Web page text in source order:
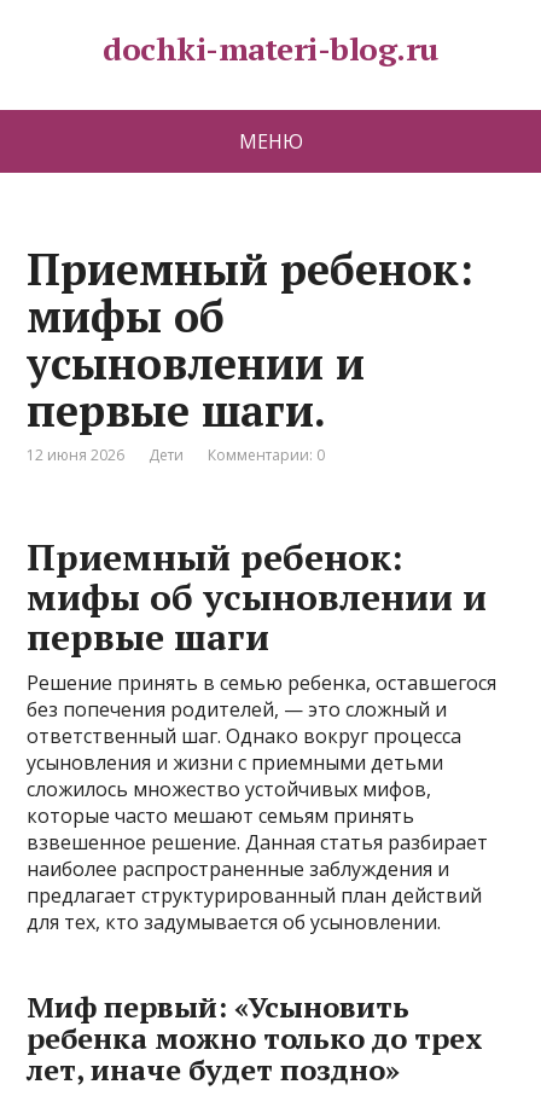
dochki-materi-blog.ru
МЕНЮ
Приемный ребенок:
мифы об
усыновлении и
первые шаги.
12 июня 2026 Дети Комментарии: 0
Приемный ребенок:
мифы об усыновлении и
первые шаги
Решение принять в семью ребенка, оставшегося
без попечения родителей, — это сложный и
ответственный шаг. Однако вокруг процесса
усыновления и жизни с приемными детьми
сложилось множество устойчивых мифов,
которые часто мешают семьям принять
взвешенное решение. Данная статья разбирает
наиболее распространенные заблуждения и
предлагает структурированный план действий
для тех, кто задумывается об усыновлении.
Миф первый: «Усыновить
ребенка можно только до трех
лет, иначе будет поздно»